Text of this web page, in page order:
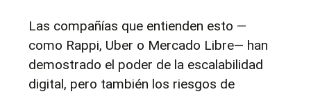
Las compañías que entienden esto —
como Rappi, Uber o Mercado Libre— han
demostrado el poder de la escalabilidad
digital, pero también los riesgos de